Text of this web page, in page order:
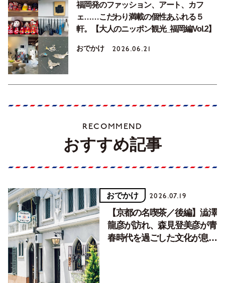
福岡発のファッション、アート、カフ
ェ……こだわり満載の個性あふれる５
軒。【大人のニッポン観光_福岡編Vol.2】
おでかけ 2026.06.21
RECOMMEND
おすすめ記事
おでかけ 2026.07.19
【京都の名喫茶／後編】澁澤
龍彦が訪れ、森見登美彦が青
春時代を過ごした文化が息づ